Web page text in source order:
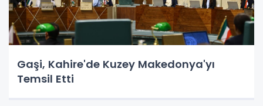
Gaşi, Kahire'de Kuzey Makedonya'yı
Temsil Etti